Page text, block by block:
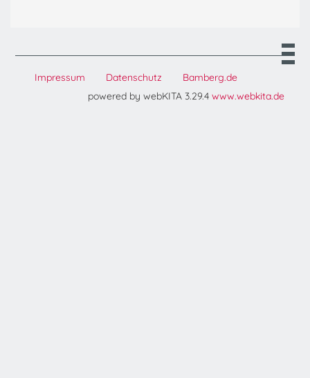
Impressum Datenschutz
Bamberg.de
powered by webKITA 3.29.4 www.webkita.de